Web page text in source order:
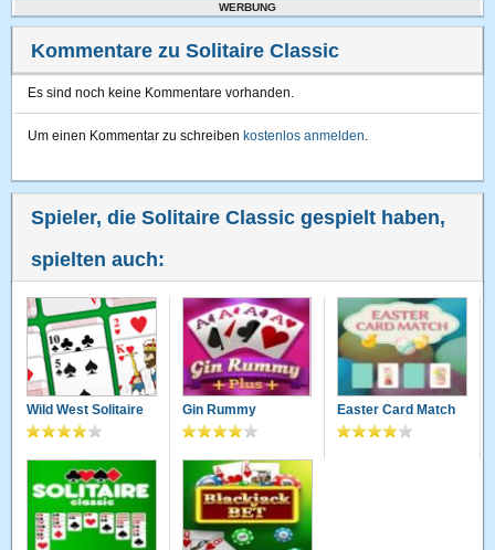
WERBUNG
Kommentare zu Solitaire Classic
Es sind noch keine Kommentare vorhanden.
Um einen Kommentar zu schreiben kostenlos anmelden.
Spieler, die Solitaire Classic gespielt haben,
spielten auch:
Wild West Solitaire Gin Rummy Easter Card Match